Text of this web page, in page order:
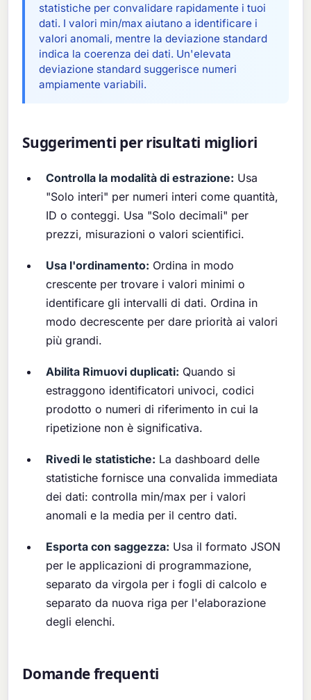
statistiche per convalidare rapidamente i tuoi
dati. I valori min/max aiutano a identificare i
valori anomali, mentre la deviazione standard
indica la coerenza dei dati. Un'elevata
deviazione standard suggerisce numeri
ampiamente variabili.
Suggerimenti per risultati migliori
Controlla la modalità di estrazione: Usa
"Solo interi" per numeri interi come quantità,
ID o conteggi. Usa "Solo decimali" per
prezzi, misurazioni o valori scientifici.
Usa l'ordinamento: Ordina in modo
crescente per trovare i valori minimi o
identificare gli intervalli di dati. Ordina in
modo decrescente per dare priorità ai valori
più grandi.
Abilita Rimuovi duplicati: Quando si
estraggono identificatori univoci, codici
prodotto o numeri di riferimento in cui la
ripetizione non è significativa.
Rivedi le statistiche: La dashboard delle
statistiche fornisce una convalida immediata
dei dati: controlla min/max per i valori
anomali e la media per il centro dati.
Esporta con saggezza: Usa il formato JSON
per le applicazioni di programmazione,
separato da virgola per i fogli di calcolo e
separato da nuova riga per l'elaborazione
degli elenchi.
Domande frequenti